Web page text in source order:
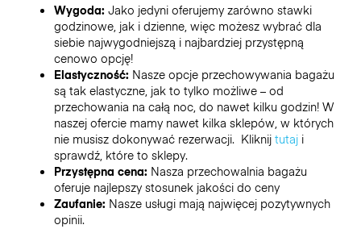
Wygoda: Jako jedyni oferujemy zarówno stawki
godzinowe, jak i dzienne, więc możesz wybrać dla
siebie najwygodniejszą i najbardziej przystępną
cenowo opcję!
Elastyczność: Nasze opcje przechowywania bagażu
są tak elastyczne, jak to tylko możliwe – od
przechowania na całą noc, do nawet kilku godzin! W
naszej ofercie mamy nawet kilka sklepów, w których
nie musisz dokonywać rezerwacji. Kliknij tutaji
sprawdź, które to sklepy.
Przystępna cena: Nasza przechowalnia bagażu
oferuje najlepszy stosunek jakości do ceny
Zaufanie: Nasze usługi mają najwięcej pozytywnych
opinii.